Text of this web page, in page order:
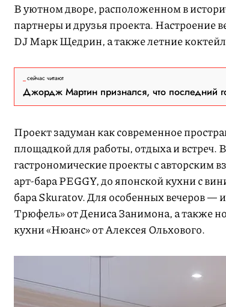
В уютном дворе, расположенном в
партнеры и друзья проекта. Настроение
DJ Марк Щедрин, а также летние
сейчас читают
Джордж Мартин признался, что последний
Проект задуман как современное
площадкой для работы, отдыха и встреч.
гастрономические проекты с авторским
арт-барa PEGGY, до японской кухни с
бара Skuratov. Для особенных вечеров —
Трюфель» от Дениса Занимона, а также
кухни «Нюанс» от Алексея Ольхового.